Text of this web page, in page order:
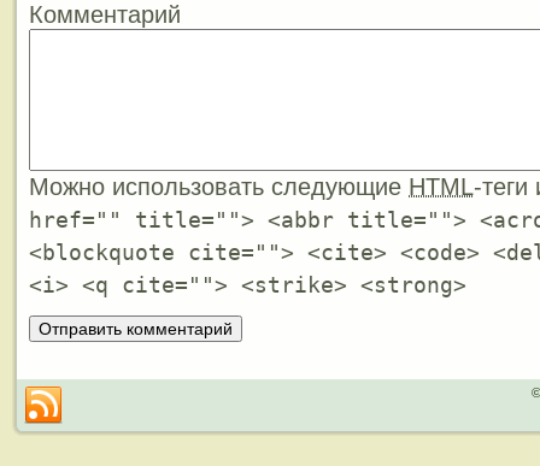
Комментарий
Можно использовать следующие HTML-
href="" title=""> <abbr title="">
<blockquote cite=""> <cite> <code>
<i> <q cite=""> <strike> <strong>